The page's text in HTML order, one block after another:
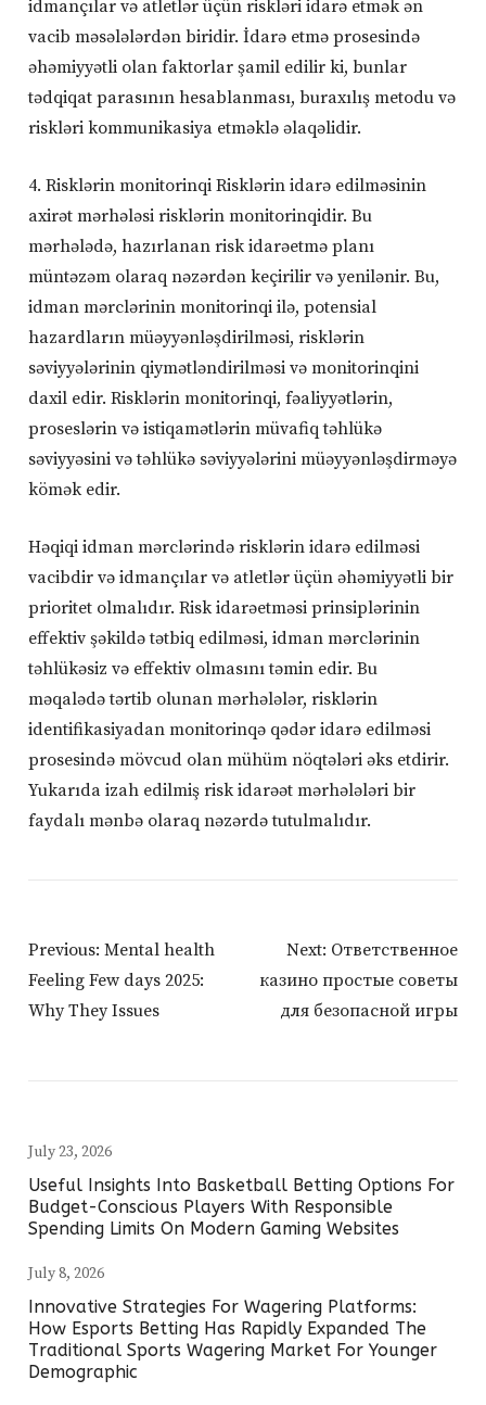
idmançılar və atletlər üçün riskləri idarə etmək ən
vacib məsələlərdən biridir. İdarə etmə prosesində
əhəmiyyətli olan faktorlar şamil edilir ki, bunlar
tədqiqat parasının hesablanması, buraxılış metodu və
riskləri kommunikasiya etməklə əlaqəlidir.
4. Risklərin monitorinqi Risklərin idarə edilməsinin
axirət mərhələsi risklərin monitorinqidir. Bu
mərhələdə, hazırlanan risk idarəetmə planı
müntəzəm olaraq nəzərdən keçirilir və yenilənir. Bu,
idman mərclərinin monitorinqi ilə, potensial
hazardların müəyyənləşdirilməsi, risklərin
səviyyələrinin qiymətləndirilməsi və monitorinqini
daxil edir. Risklərin monitorinqi, fəaliyyətlərin,
proseslərin və istiqamətlərin müvafiq təhlükə
səviyyəsini və təhlükə səviyyələrini müəyyənləşdirməyə
kömək edir.
Həqiqi idman mərclərində risklərin idarə edilməsi
vacibdir və idmançılar və atletlər üçün əhəmiyyətli bir
prioritet olmalıdır. Risk idarəetməsi prinsiplərinin
effektiv şəkildə tətbiq edilməsi, idman mərclərinin
təhlükəsiz və effektiv olmasını təmin edir. Bu
məqalədə tərtib olunan mərhələlər, risklərin
identifikasiyadan monitorinqə qədər idarə edilməsi
prosesində mövcud olan mühüm nöqtələri əks etdirir.
Yukarıda izah edilmiş risk idarəət mərhələləri bir
faydalı mənbə olaraq nəzərdə tutulmalıdır.
Post
Navigation
Previous: Mental health
Feeling Few days 2025:
Why They Issues
Next: Ответственное
казино простые советы
для безопасной игры
July 23, 2026
Useful Insights Into Basketball Betting Options For
Budget-Conscious Players With Responsible
Spending Limits On Modern Gaming Websites
July 8, 2026
Innovative Strategies For Wagering Platforms:
How Esports Betting Has Rapidly Expanded The
Traditional Sports Wagering Market For Younger
Demographic